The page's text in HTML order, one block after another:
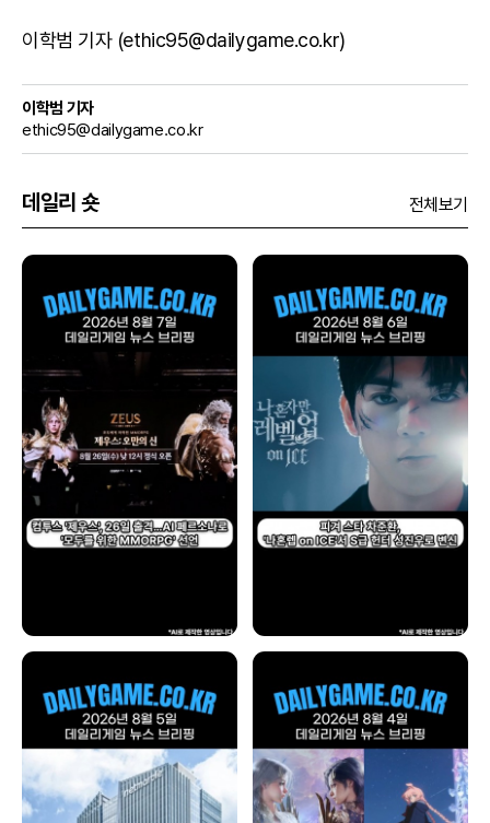
이학범 기자 (ethic95@dailygame.co.kr)
이학범 기자
ethic95@dailygame.co.kr
데일리 숏 전체보기